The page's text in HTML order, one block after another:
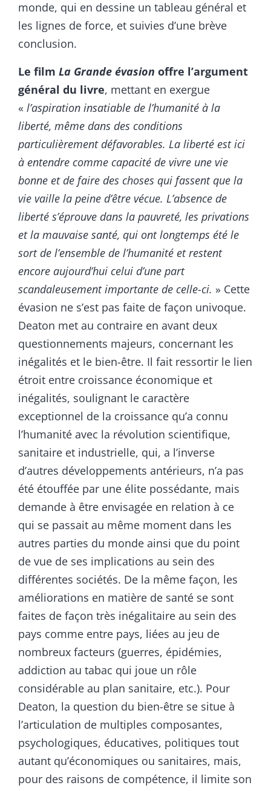
monde, qui en dessine un tableau général et
les lignes de force, et suivies d’une brève
conclusion.
Le film La Grande évasion offre l’argument
général du livre, mettant en exergue
« l’aspiration insatiable de l’humanité à la
liberté, même dans des conditions
particulièrement défavorables. La liberté est ici
à entendre comme capacité de vivre une vie
bonne et de faire des choses qui fassent que la
vie vaille la peine d’être vécue. L’absence de
liberté s’éprouve dans la pauvreté, les privations
et la mauvaise santé, qui ont longtemps été le
sort de l’ensemble de l’humanité et restent
encore aujourd’hui celui d’une part
scandaleusement importante de celle-ci. » Cette
évasion ne s’est pas faite de façon univoque.
Deaton met au contraire en avant deux
questionnements majeurs, concernant les
inégalités et le bien-être. Il fait ressortir le lien
étroit entre croissance économique et
inégalités, soulignant le caractère
exceptionnel de la croissance qu’a connu
l’humanité avec la révolution scientifique,
sanitaire et industrielle, qui, a l’inverse
d’autres développements antérieurs, n’a pas
été étouffée par une élite possédante, mais
demande à être envisagée en relation à ce
qui se passait au même moment dans les
autres parties du monde ainsi que du point
de vue de ses implications au sein des
différentes sociétés. De la même façon, les
améliorations en matière de santé se sont
faites de façon très inégalitaire au sein des
pays comme entre pays, liées au jeu de
nombreux facteurs (guerres, épidémies,
addiction au tabac qui joue un rôle
considérable au plan sanitaire, etc.). Pour
Deaton, la question du bien-être se situe à
l’articulation de multiples composantes,
psychologiques, éducatives, politiques tout
autant qu’économiques ou sanitaires, mais,
pour des raisons de compétence, il limite son